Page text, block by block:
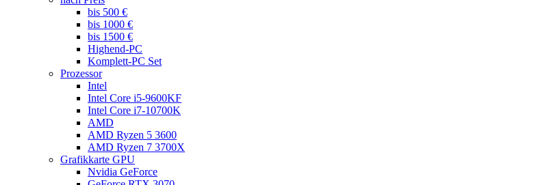
bis 500 €
bis 1000 €
bis 1500 €
Highend-PC
Komplett-PC Set
Prozessor
Intel
Intel Core i5-9600KF
Intel Core i7-10700K
AMD
AMD Ryzen 5 3600
AMD Ryzen 7 3700X
Grafikkarte GPU
Nvidia GeForce